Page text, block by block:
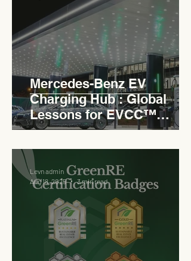
Mercedes-Benz EV
Charging Hub : Global
Lessons for EVCC™
Pedas RSA
Levn admin
Aug 18, 2025
3 min read